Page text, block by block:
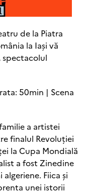
de la Piatra
la Iaşi vă
50min | Scena
a artistei
finalul Revoluției
la Cupa Mondială
a fost Zinedine
Fiica și
unei istorii